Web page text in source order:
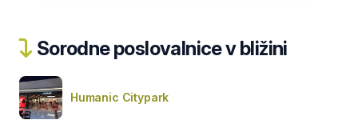
Sorodne poslovalnice v bližini
Humanic Citypark